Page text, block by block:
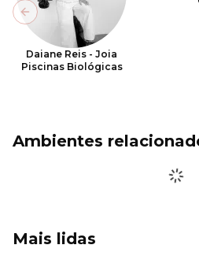
Daiane Reis - Joia
Piscinas Biológicas
Previous slide
Ambientes
Mais lidas